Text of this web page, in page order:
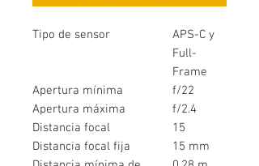
Tipo de sensor
APS-C y
Full-
Frame
Apertura mínima
f/22
Apertura máxima
f/2.4
Distancia focal
15
Distancia focal fija
15 mm